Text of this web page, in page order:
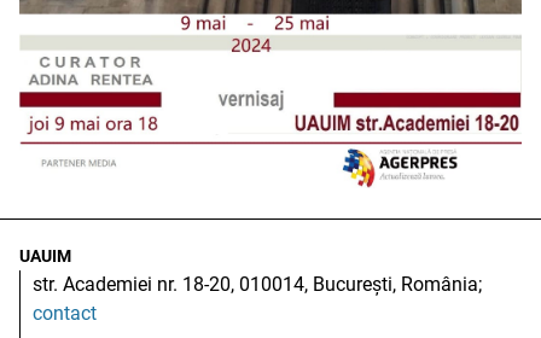
UAUIM
str. Academiei nr. 18-20, 010014, București, România;
contact